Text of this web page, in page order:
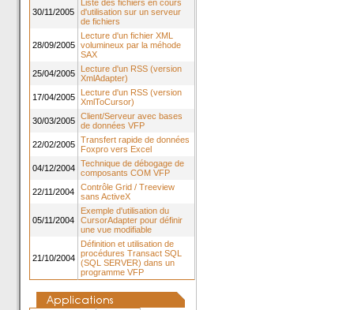
30/11/2005
Liste des fichiers en cours
d'utilisation sur un serveur
de fichiers
28/09/2005
Lecture d'un fichier XML
volumineux par la méhode
SAX
25/04/2005
Lecture d'un RSS (version
XmlAdapter)
17/04/2005
Lecture d'un RSS (version
XmlToCursor)
30/03/2005
Client/Serveur avec bases
de données VFP
22/02/2005
Transfert rapide de données
Foxpro vers Excel
04/12/2004
Technique de débogage de
composants COM VFP
22/11/2004
Contrôle Grid / Treeview
sans ActiveX
05/11/2004
Exemple d'utilisation du
CursorAdapter pour définir
une vue modifiable
21/10/2004
Définition et utilisation de
procédures Transact SQL
(SQL SERVER) dans un
programme VFP